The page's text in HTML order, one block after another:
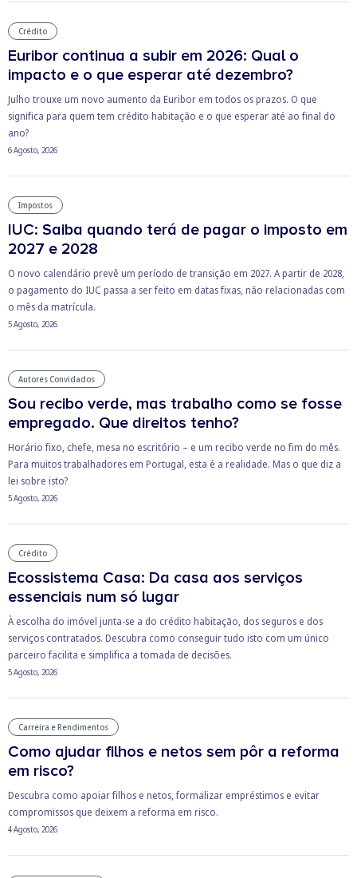
Crédito
Euribor continua a subir em 2026: Qual o
impacto e o que esperar até dezembro?
Julho trouxe um novo aumento da Euribor em todos os prazos. O que
significa para quem tem crédito habitação e o que esperar até ao final do
ano?
6 Agosto, 2026
Impostos
IUC: Saiba quando terá de pagar o imposto em
2027 e 2028
O novo calendário prevê um período de transição em 2027. A partir de 2028,
o pagamento do IUC passa a ser feito em datas fixas, não relacionadas com
o mês da matrícula.
5 Agosto, 2026
Autores Convidados
Sou recibo verde, mas trabalho como se fosse
empregado. Que direitos tenho?
Horário fixo, chefe, mesa no escritório – e um recibo verde no fim do mês.
Para muitos trabalhadores em Portugal, esta é a realidade. Mas o que diz a
lei sobre isto?
5 Agosto, 2026
Crédito
Ecossistema Casa: Da casa aos serviços
essenciais num só lugar
À escolha do imóvel junta-se a do crédito habitação, dos seguros e dos
serviços contratados. Descubra como conseguir tudo isto com um único
parceiro facilita e simplifica a tomada de decisões.
5 Agosto, 2026
Carreira e Rendimentos
Como ajudar filhos e netos sem pôr a reforma
em risco?
Descubra como apoiar filhos e netos, formalizar empréstimos e evitar
compromissos que deixem a reforma em risco.
4 Agosto, 2026